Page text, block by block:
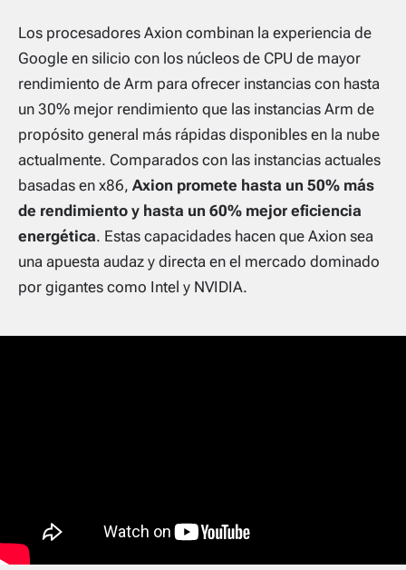
Los procesadores Axion combinan la experiencia de
Google en silicio con los núcleos de CPU de mayor
rendimiento de Arm para ofrecer instancias con hasta
un 30% mejor rendimiento que las instancias Arm de
propósito general más rápidas disponibles en la nube
actualmente. Comparados con las instancias actuales
basadas en x86, Axion promete hasta un 50% más
de rendimiento y hasta un 60% mejor eficiencia
energética. Estas capacidades hacen que Axion sea
una apuesta audaz y directa en el mercado dominado
por gigantes como Intel y NVIDIA.